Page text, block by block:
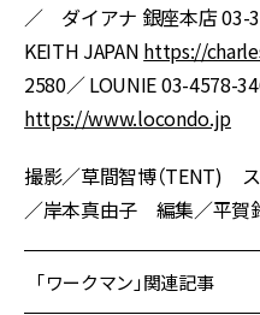
／ ダイアナ 銀座本店 03-
KEITH JAPAN https://
2580／ LOUNIE 03-4578-
https://www.locondo.jp
撮影／草間智博（TENT)
／岸本真由子 編集／平賀鈴
「ワークマン」関連記事